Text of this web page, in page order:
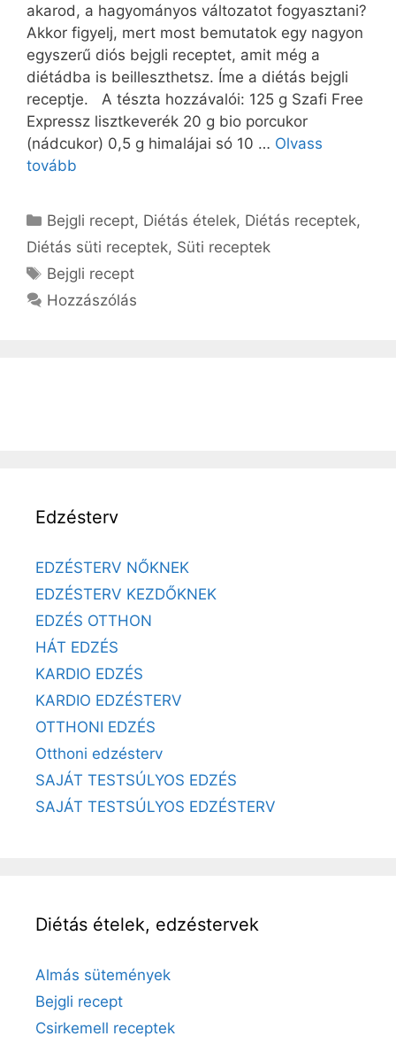
akarod, a hagyományos változatot fogyasztani?
Akkor figyelj, mert most bemutatok egy nagyon
egyszerű diós bejgli receptet, amit még a
diétádba is beilleszthetsz. Íme a diétás bejgli
receptje. A tészta hozzávalói: 125 g Szafi Free
Expressz lisztkeverék 20 g bio porcukor
(nádcukor) 0,5 g himalájai só 10 … Olvass
tovább
Kategória
Bejgli recept, Diétás ételek, Diétás receptek,
Diétás süti receptek, Süti receptek
Címkék
Bejgli recept
Hozzászólás
Edzésterv
EDZÉSTERV NŐKNEK
EDZÉSTERV KEZDŐKNEK
EDZÉS OTTHON
HÁT EDZÉS
KARDIO EDZÉS
KARDIO EDZÉSTERV
OTTHONI EDZÉS
Otthoni edzésterv
SAJÁT TESTSÚLYOS EDZÉS
SAJÁT TESTSÚLYOS EDZÉSTERV
Diétás ételek, edzéstervek
Almás sütemények
Bejgli recept
Csirkemell receptek